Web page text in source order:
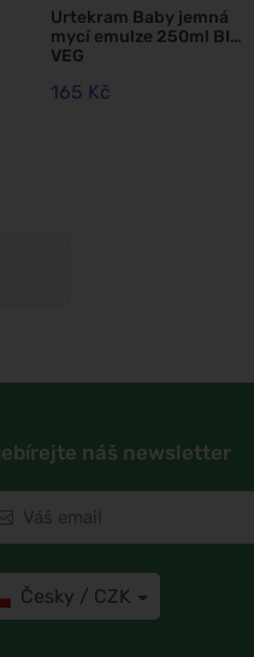
Urtekram Baby jemná
mycí emulze 250ml BIO,
VEG
165 Kč
náš newsletter
Česky / CZK